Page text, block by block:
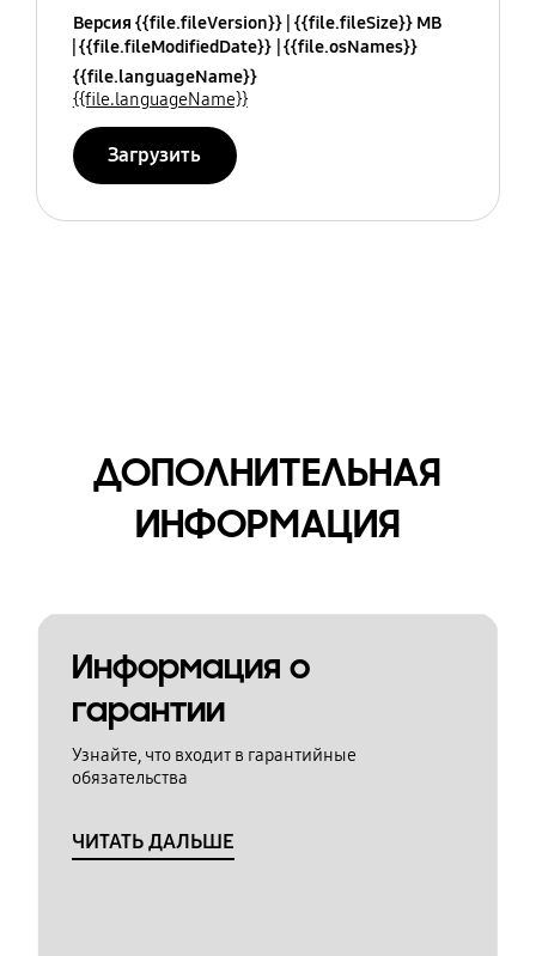
Версия {{file.fileVersion}} {{file.fileSize}} MB
{{file.fileModifiedDate}} {{file.osNames}}
{{file.languageName}}
{{file.languageName}}
Загрузить
ДОПОЛНИТЕЛЬНАЯ
ИНФОРМАЦИЯ
Информация о
гарантии
Узнайте, что входит в гарантийные
обязательства
ЧИТАТЬ ДАЛЬШЕ